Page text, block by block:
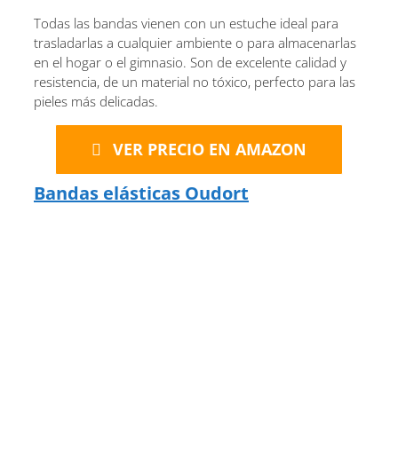
Todas las bandas vienen con un estuche ideal para
trasladarlas a cualquier ambiente o para almacenarlas
en el hogar o el gimnasio. Son de excelente calidad y
resistencia, de un material no tóxico, perfecto para las
pieles más delicadas.
VER PRECIO EN AMAZON
Bandas elásticas Oudort